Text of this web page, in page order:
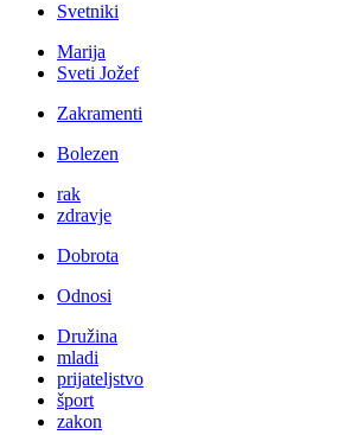
Svetniki
Marija
Sveti Jožef
Zakramenti
Bolezen
rak
zdravje
Dobrota
Odnosi
Družina
mladi
prijateljstvo
šport
zakon